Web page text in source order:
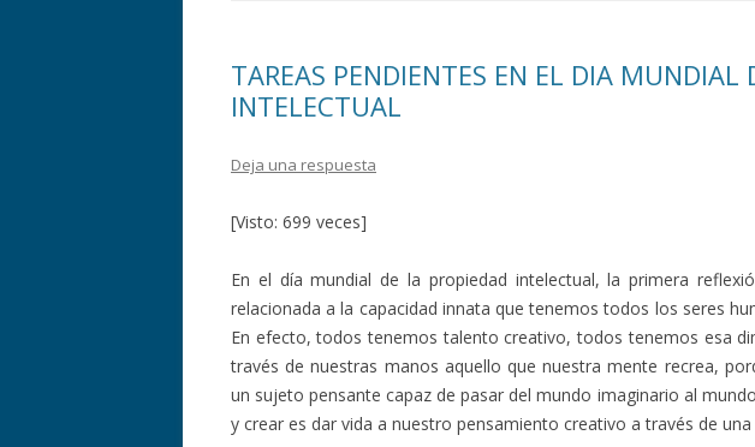
TAREAS PENDIENTES EN EL DIA MUNDIAL
INTELECTUAL
Deja una respuesta
[Visto: 699 veces]
En el día mundial de la propiedad intelectual, la primera
relacionada a la capacidad innata que tenemos todos los seres
En efecto, todos tenemos talento creativo, todos tenemos esa
través de nuestras manos aquello que nuestra mente recrea,
un sujeto pensante capaz de pasar del mundo imaginario al
y crear es dar vida a nuestro pensamiento creativo a través de